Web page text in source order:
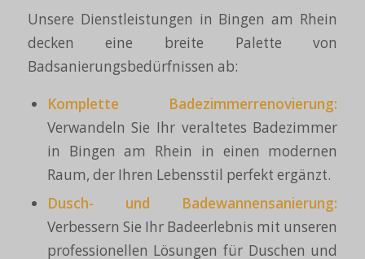
Unsere Dienstleistungen in Bingen am Rhein
decken eine breite Palette von
Badsanierungsbedürfnissen ab:
Komplette Badezimmerrenovierung:
Verwandeln Sie Ihr veraltetes Badezimmer
in Bingen am Rhein in einen modernen
Raum, der Ihren Lebensstil perfekt ergänzt.
Dusch- und Badewannensanierung:
Verbessern Sie Ihr Badeerlebnis mit unseren
professionellen Lösungen für Duschen und